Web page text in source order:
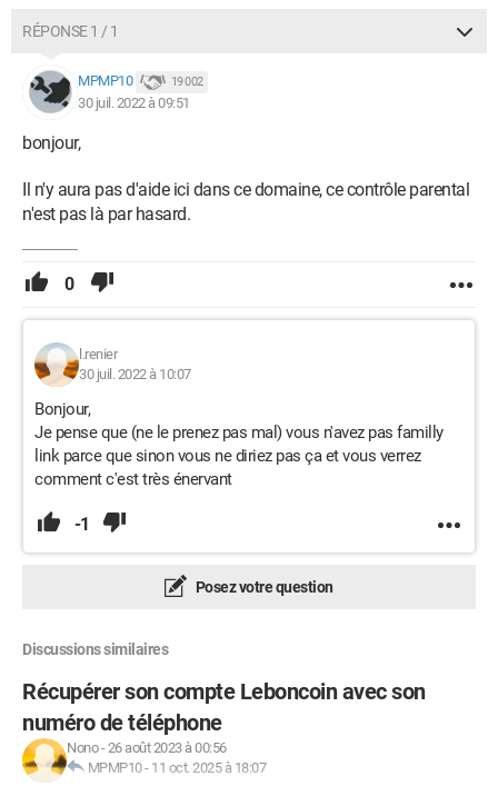
RÉPONSE 1 / 1
MPMP10 19 002
30 juil. 2022 à 09:51
bonjour,
Il n'y aura pas d'aide ici dans ce domaine, ce contrôle parental
n'est pas là par hasard.
0
l.renier
30 juil. 2022 à 10:07
Bonjour,
Je pense que (ne le prenez pas mal) vous n'avez pas familly
link parce que sinon vous ne diriez pas ça et vous verrez
comment c'est très énervant
-1
Posez votre question
Discussions similaires
Récupérer son compte Leboncoin avec son
numéro de téléphone
Nono-26 août 2023 à 00:56
MPMP10- 11 oct. 2025 à 18:07